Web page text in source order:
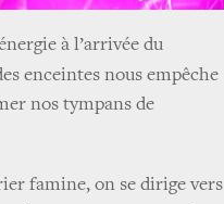
à l’arrivée du
enceintes nous empêche
nos tympans de
famine, on se dirige vers